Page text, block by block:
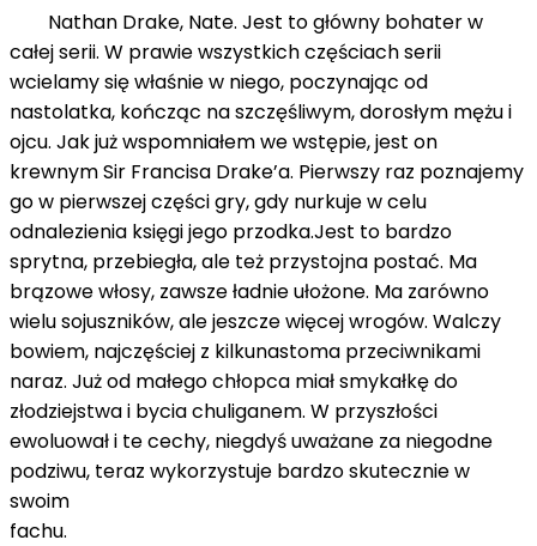
Nathan Drake, Nate. Jest to główny bohater w
całej serii. W prawie wszystkich częściach serii
wcielamy się właśnie w niego, poczynając od
nastolatka, kończąc na szczęśliwym, dorosłym mężu i
ojcu. Jak już wspomniałem we wstępie, jest on
krewnym Sir Francisa Drake’a. Pierwszy raz poznajemy
go w pierwszej części gry, gdy nurkuje w celu
odnalezienia księgi jego przodka.Jest to bardzo
sprytna, przebiegła, ale też przystojna postać. Ma
brązowe włosy, zawsze ładnie ułożone. Ma zarówno
wielu sojuszników, ale jeszcze więcej wrogów. Walczy
bowiem, najczęściej z kilkunastoma przeciwnikami
naraz. Już od małego chłopca miał smykałkę do
złodziejstwa i bycia chuliganem. W przyszłości
ewoluował i te cechy, niegdyś uważane za niegodne
podziwu, teraz wykorzystuje bardzo skutecznie w
swoim